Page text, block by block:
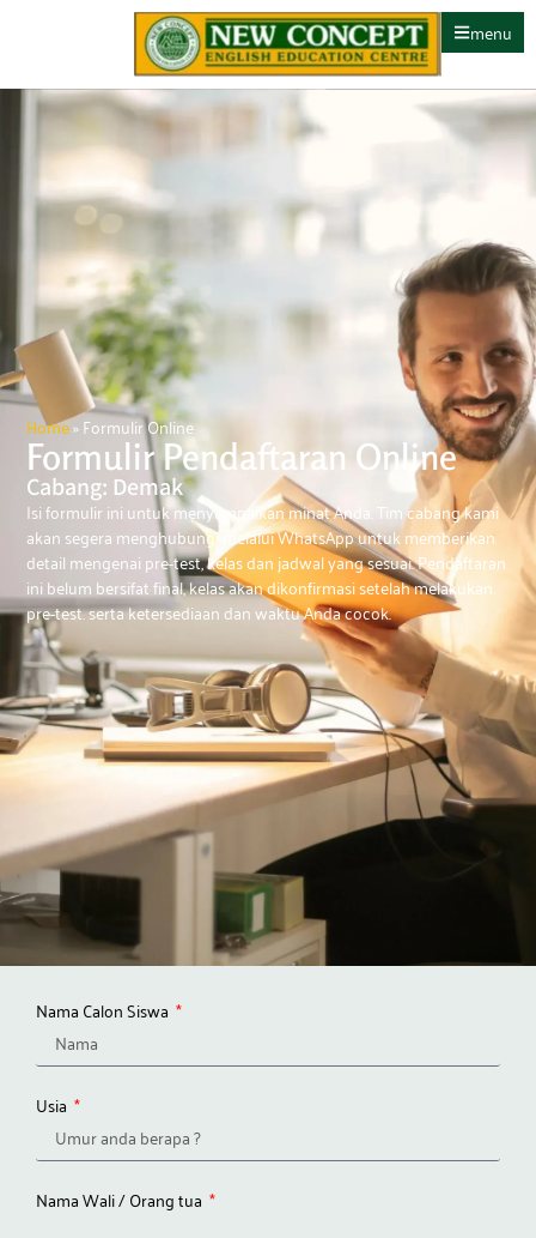
menu
Home»Formulir Online
Formulir Pendaftaran Online
Cabang: Demak
Isi formulir ini untuk menyampaikan minat Anda. Tim cabang kami
akan segera menghubungi melalui WhatsApp untuk memberikan
detail mengenai pre-test, kelas dan jadwal yang sesuai. Pendaftaran
ini belum bersifat final, kelas akan dikonfirmasi setelah melakukan
pre-test. serta ketersediaan dan waktu Anda cocok.
Nama Calon Siswa
Usia
Nama Wali / Orang tua